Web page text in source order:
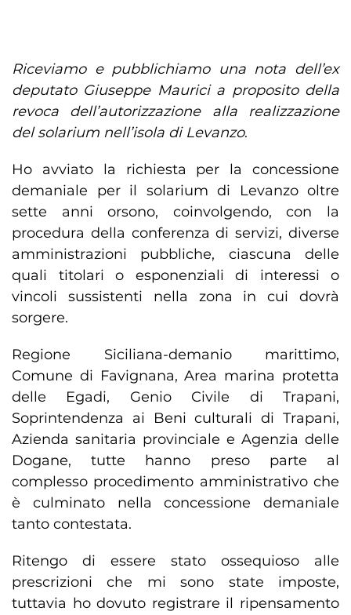
Riceviamo e pubblichiamo una nota dell’ex
deputato Giuseppe Maurici a proposito della
revoca dell’autorizzazione alla realizzazione
del solarium nell’isola di Levanzo.
Ho avviato la richiesta per la concessione
demaniale per il solarium di Levanzo oltre
sette anni orsono, coinvolgendo, con la
procedura della conferenza di servizi, diverse
amministrazioni pubbliche, ciascuna delle
quali titolari o esponenziali di interessi o
vincoli sussistenti nella zona in cui dovrà
sorgere.
Regione Siciliana-demanio marittimo,
Comune di Favignana, Area marina protetta
delle Egadi, Genio Civile di Trapani,
Soprintendenza ai Beni culturali di Trapani,
Azienda sanitaria provinciale e Agenzia delle
Dogane, tutte hanno preso parte al
complesso procedimento amministrativo che
è culminato nella concessione demaniale
tanto contestata.
Ritengo di essere stato ossequioso alle
prescrizioni che mi sono state imposte,
tuttavia ho dovuto registrare il ripensamento